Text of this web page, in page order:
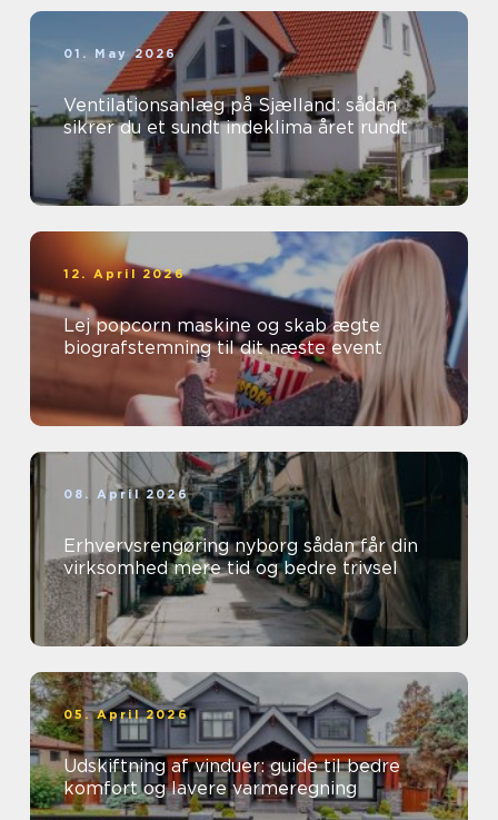
01. May 2026
Ventilationsanlæg på Sjælland: sådan
sikrer du et sundt indeklima året rundt
12. April 2026
Lej popcorn maskine og skab ægte
biografstemning til dit næste event
08. April 2026
Erhvervsrengøring nyborg sådan får din
virksomhed mere tid og bedre trivsel
05. April 2026
Udskiftning af vinduer: guide til bedre
komfort og lavere varmeregning